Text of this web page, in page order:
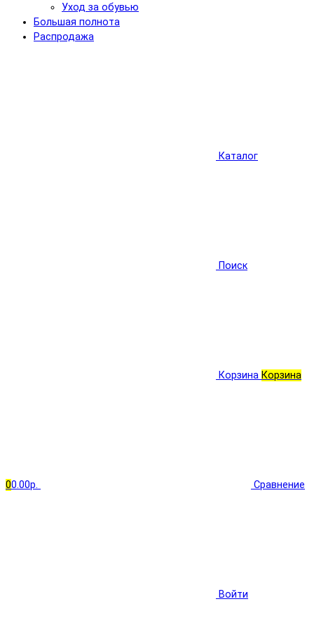
Уход за обувью
Большая полнота
Распродажа
Каталог
Поиск
Корзина Корзина
00.00р. Сравнение
Войти